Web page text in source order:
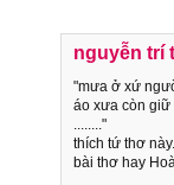
nguyễn trí
"mưa ở xứ
áo xưa còn giữ
........"
thích tứ thơ này.
bài thơ hay